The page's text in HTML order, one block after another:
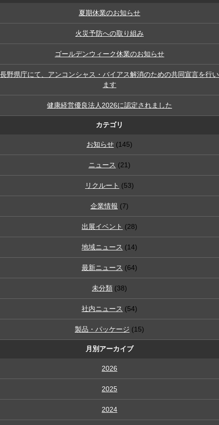
夏期休業のお知らせ
火災予防への取り組み
ゴールデンウィーク休業のお知らせ
長野県庁にて、アンコンシャス・バイアス解消のための共同宣言を行い
ます
健康経営優良法人2026に認定されました
カテゴリ
お知らせ (145)
ニュース (21)
リクルート (53)
企業情報 (7)
出展イベント (28)
地域ニュース (14)
最新ニュース (64)
未分類 (38)
社内ニュース (54)
製品・パッケージ (15)
月別アーカイブ
2026
2025
2024